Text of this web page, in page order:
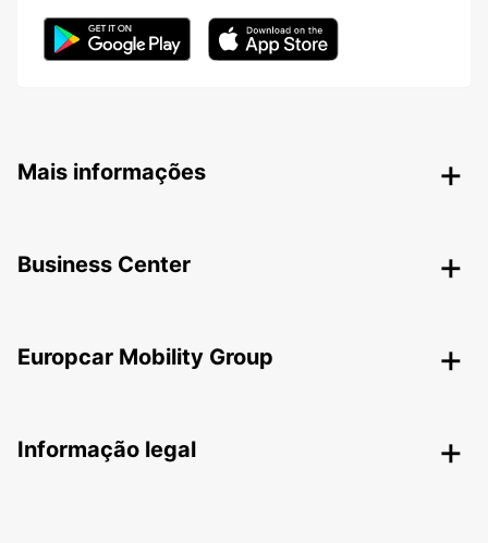
Mais informações
Business Center
Europcar Mobility Group
Informação legal